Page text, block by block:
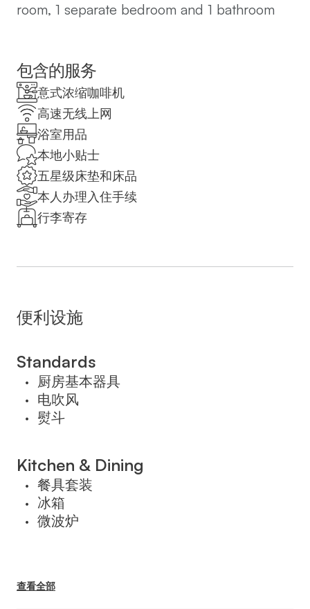
room, 1 separate bedroom and 1 bathroom
stovetop, a refrigerator, kitchenware and a
microwave. The apartment features tiled
floors, a seating area with a flat-screen TV
with cable channels, a washing machine,
soundproof walls, as well as a tea and coffee
maker. The unit offers 2 beds.
Please note that the price varies according to
the number of guests, and there is an
additional charge if guests are added to an
enter Israel with a tourist visa are required by
please indicate this when booking.
שימו לב כי המחיר משתנה בהתאם למספר
האורחים, ויש תוספת תשלום אם מוסיפים
אורחים להזמנה קיימת. תיירים שלא נכנסים
לישראל עם ויזת תייר נדרשים על פי חוק לשלם
מע"מ בשיעור של 18%. בשבתות, צ'ק-אאוט
בעת ההזמנה.
包含的服务
意式浓缩咖啡机
高速无线上网
浴室用品
本地小贴士
五星级床垫和床品
本人办理入住手续
行李寄存
便利设施
Standards
• 厨房基本器具
• 电吹风
• 熨斗
Kitchen & Dining
• 餐具套装
• 冰箱
• 微波炉
查看全部